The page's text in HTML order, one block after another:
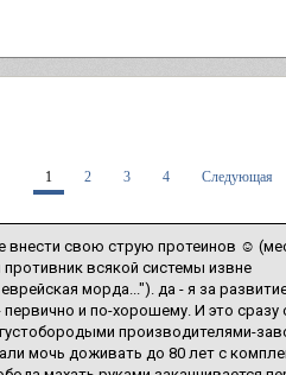
1 2 3 4 Следующая
свою струю протеинов ☺
всякой системы извне
морда..."). да - я за
первично и по-хорошему. И это сразу
производителями-
мочь доживать до 80 лет с